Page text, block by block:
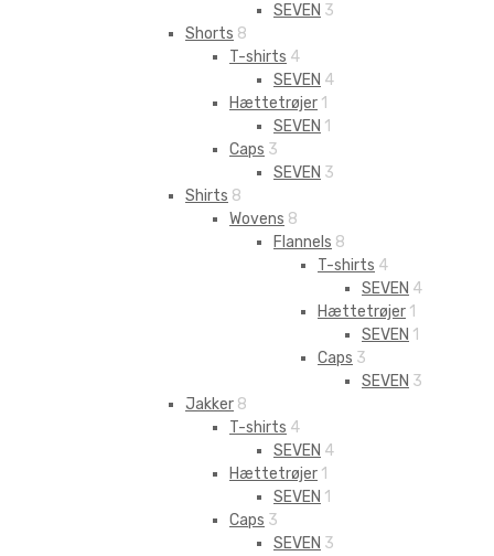
SEVEN 3
Shorts 8
T-shirts 4
SEVEN 4
Hættetrøjer 1
SEVEN 1
Caps 3
SEVEN 3
Shirts 8
Wovens 8
Flannels 8
T-shirts 4
SEVEN 4
Hættetrøjer 1
SEVEN 1
Caps 3
SEVEN 3
Jakker 8
T-shirts 4
SEVEN 4
Hættetrøjer 1
SEVEN 1
Caps 3
SEVEN 3